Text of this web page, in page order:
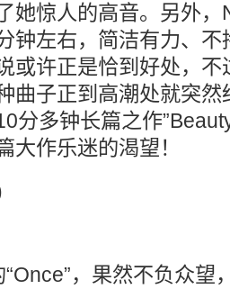
她惊人的高音。另外
钟左右，简洁有力、
或许正是恰到好处，
曲子正到高潮处就突
分多钟长篇之作
大作乐迷的渴望！
，果然不负众望